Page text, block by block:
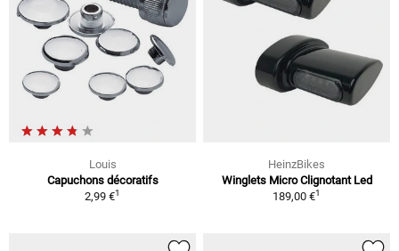
Louis
Capuchons décoratifs
2,99 €1
HeinzBikes
Winglets Micro Clignotant Led
189,00 €1